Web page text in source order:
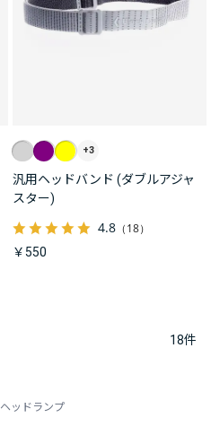
+3
汎用ヘッドバンド (ダブルアジャ
スター)
4.8（18）
￥550
18件
ヘッドランプ